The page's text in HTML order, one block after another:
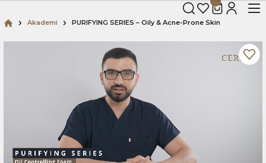
Akademi PURIFYING SERIES – Oily & Acne-Prone Skin